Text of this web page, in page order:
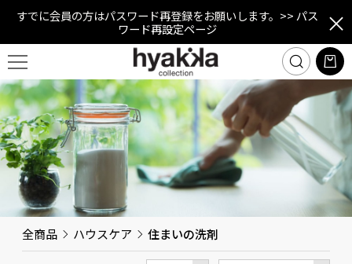
すでに会員の方はパスワード再登録をお願いします。 >> パス
ワード再設定ページ
全商品 ハウスケア 住まいの洗剤